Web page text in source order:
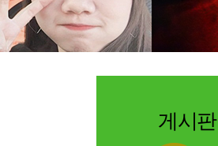
게시판